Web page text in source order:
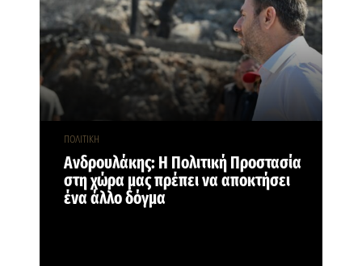
ΠΟΛΙΤΙΚΗ
Ανδρουλάκης: Η Πολιτική Προστασία
στη χώρα μας πρέπει να αποκτήσει
ένα άλλο δόγμα